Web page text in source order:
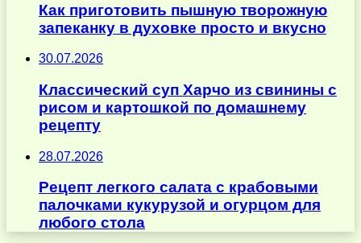
Как приготовить пышную творожную
запеканку в духовке просто и вкусно
30.07.2026
Классический суп Харчо из свинины с
рисом и картошкой по домашнему
рецепту
28.07.2026
Рецепт легкого салата с крабовыми
палочками кукурузой и огурцом для
любого стола